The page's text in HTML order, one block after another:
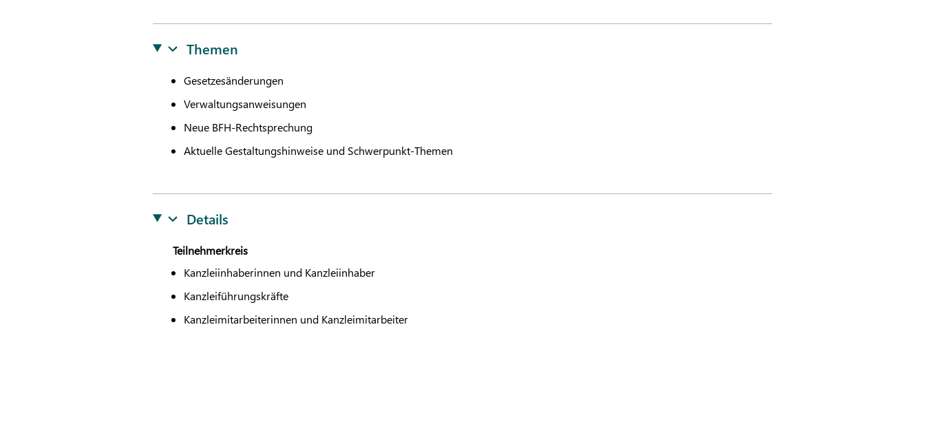
Themen
Gesetzesänderungen
Verwaltungsanweisungen
Neue BFH-Rechtsprechung
Aktuelle Gestaltungshinweise und Schwerpunkt-Themen
Details
Teilnehmerkreis
Kanzleiinhaberinnen und Kanzleiinhaber
Kanzleiführungskräfte
Kanzleimitarbeiterinnen und Kanzleimitarbeiter